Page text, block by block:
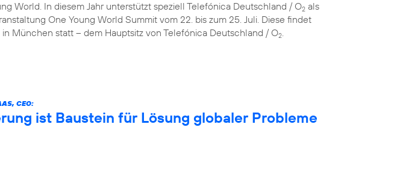
World. In diesem Jahr unterstützt speziell Telefónica Deutschland / O2 als
One Young World Summit vom 22. bis zum 25. Juli. Diese findet
München statt – dem Hauptsitz von Telefónica Deutschland / O2.
CEO:
ist Baustein für Lösung globaler Probleme